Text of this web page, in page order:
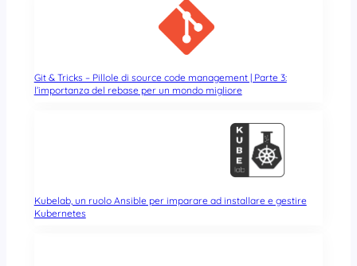
Git & Tricks – Pillole di source code management | Parte 3:
l’importanza del rebase per un mondo migliore
Kubelab, un ruolo Ansible per imparare ad installare e gestire
Kubernetes